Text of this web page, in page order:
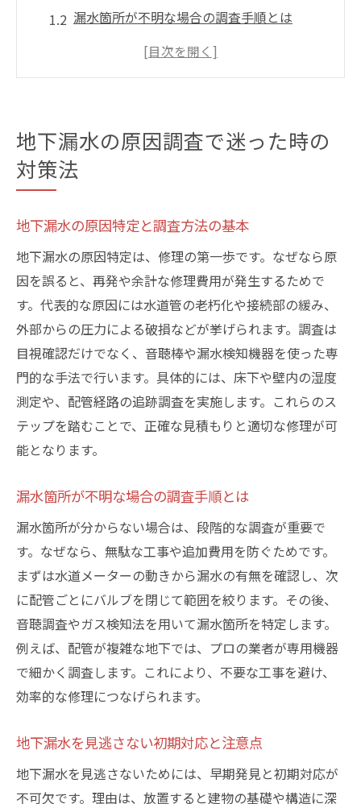
漏水箇所が不明な場合の調査手順とは
地下漏水を見逃さない初期対応と注意点
水道局指定業者を活用した漏水診断の利点
見積もり費用の比較で納得の修理を実現
地下漏水見積もり費用の比較ポイント解説
複数業者での漏水費用相場と選定基準
地下漏水の追加費用を抑える注意点
無料と有料見積もりの違いと選び方
納得できる地下漏水修理の費用交渉術
東京都中野区で地下漏水に強い信頼の選び方
地下漏水対応業者選びの重要チェック項目
口コミや実績で判断する信頼できる業者
水道局指定業者の選定メリットと注意点
地下漏水修理で評判の良い業者の特徴
迅速対応可能な業者の見分け方と相談方法
漏水調査から修理まで安心の流れを解説
地下漏水の調査依頼から修理完了までの流
事前説明と現地調査のポイントを押さえる
見積もり内容の詳細確認で漏水修理も安心
修理中に起こりやすいトラブルと対応策
地下漏水修理後の保証とアフターサポート
用
水道局指定工事店を活用するメリットとは
地下漏水の原因調査で迷った時の
対策法
地下漏水の原因特定と調査方法の基本
地下漏水の原因特定は、修理の第一歩です。なぜなら原
因を誤ると、再発や余計な修理費用が発生するためで
す。代表的な原因には水道管の老朽化や接続部の緩み、
外部からの圧力による破損などが挙げられます。調査は
目視確認だけでなく、音聴棒や漏水検知機器を使った専
門的な手法で行います。具体的には、床下や壁内の湿度
測定や、配管経路の追跡調査を実施します。これらのス
テップを踏むことで、正確な見積もりと適切な修理が可
能となります。
漏水箇所が不明な場合の調査手順とは
漏水箇所が分からない場合は、段階的な調査が重要で
す。なぜなら、無駄な工事や追加費用を防ぐためです。
まずは水道メーターの動きから漏水の有無を確認し、次
に配管ごとにバルブを閉じて範囲を絞ります。その後、
音聴調査やガス検知法を用いて漏水箇所を特定します。
例えば、配管が複雑な地下では、プロの業者が専用機器
で細かく調査します。これにより、不要な工事を避け、
効率的な修理につなげられます。
地下漏水を見逃さない初期対応と注意点
地下漏水を見逃さないためには、早期発見と初期対応が
不可欠です。理由は、放置すると建物の基礎や構造に深